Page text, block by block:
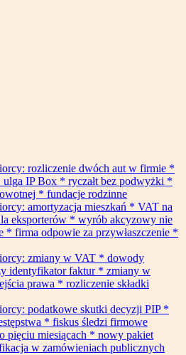
rozliczenie dwóch aut w firmie *
IP Box * ryczałt bez podwyżki *
* fundacje rodzinne
amortyzacja mieszkań * VAT na
eksporterów * wyrób akcyzowy nie
* firma odpowie za przywłaszczenie *
zmiany w VAT * dowody
identyfikator faktur * zmiany w
prawa * rozliczenie składki
podatkowe skutki decyzji PIP *
* fiskus śledzi firmowe
pięciu miesiącach * nowy pakiet
w zamówieniach publicznych